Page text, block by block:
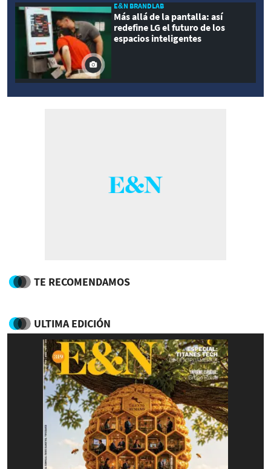
E&N BRANDLAB
Más allá de la pantalla: así
redefine LG el futuro de los
espacios inteligentes
TE RECOMENDAMOS
ULTIMA EDICIÓN